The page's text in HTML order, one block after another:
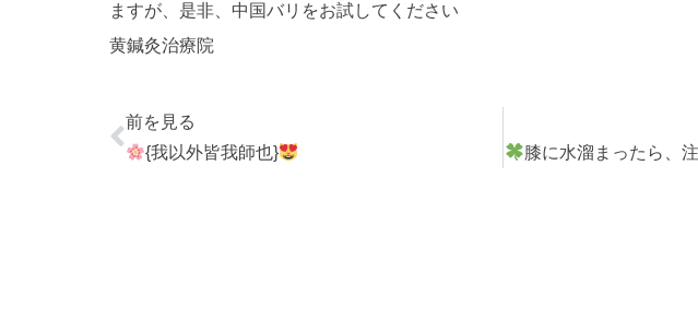
ますが、是非、中国バリをお試してください
黄鍼灸治療院
前を見る
{我以外皆我師也}
膝に水溜まったら、注射器で